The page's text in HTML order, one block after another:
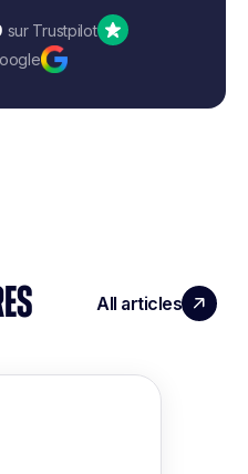
sur Trustpilot
All articles